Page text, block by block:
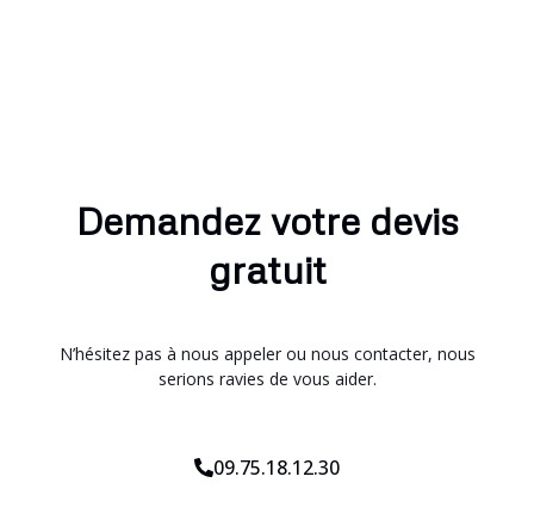
Demandez votre devis
gratuit
N’hésitez pas à nous appeler ou nous contacter, nous
serions ravies de vous aider.
09.75.18.12.30